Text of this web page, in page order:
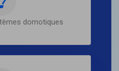
domotiques